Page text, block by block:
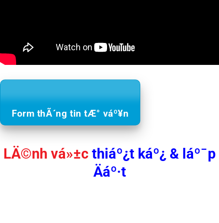
Form thÃ´ng tin tÆ° váº¥n
LÄ©nh vá»±c thiáº¿t káº¿ & láº¯p
Äáº·t